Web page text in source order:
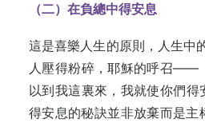
（二）在負總中得安息­
這是喜樂人生的原則，人生中
人壓得粉碎，耶穌的呼召——
以到­我這裏來，我就使你們得
得安息的秘訣並非放棄而是主